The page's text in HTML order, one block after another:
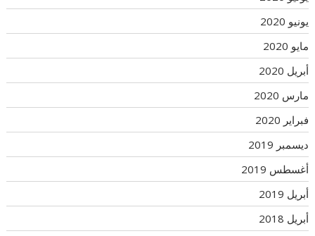
يونيو 2020
مايو 2020
أبريل 2020
مارس 2020
فبراير 2020
ديسمبر 2019
أغسطس 2019
أبريل 2019
أبريل 2018